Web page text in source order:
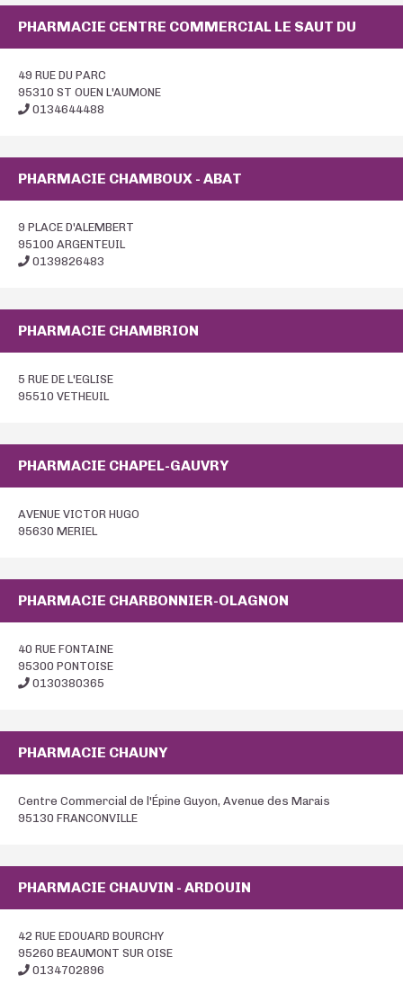
PHARMACIE CENTRE COMMERCIAL LE SAUT DU
49 RUE DU PARC
95310 ST OUEN L'AUMONE
0134644488
PHARMACIE CHAMBOUX - ABAT
9 PLACE D'ALEMBERT
95100 ARGENTEUIL
0139826483
PHARMACIE CHAMBRION
5 RUE DE L'EGLISE
95510 VETHEUIL
PHARMACIE CHAPEL-GAUVRY
AVENUE VICTOR HUGO
95630 MERIEL
PHARMACIE CHARBONNIER-OLAGNON
40 RUE FONTAINE
95300 PONTOISE
0130380365
PHARMACIE CHAUNY
Centre Commercial de l'Épine Guyon, Avenue des Marais
95130 FRANCONVILLE
PHARMACIE CHAUVIN - ARDOUIN
42 RUE EDOUARD BOURCHY
95260 BEAUMONT SUR OISE
0134702896